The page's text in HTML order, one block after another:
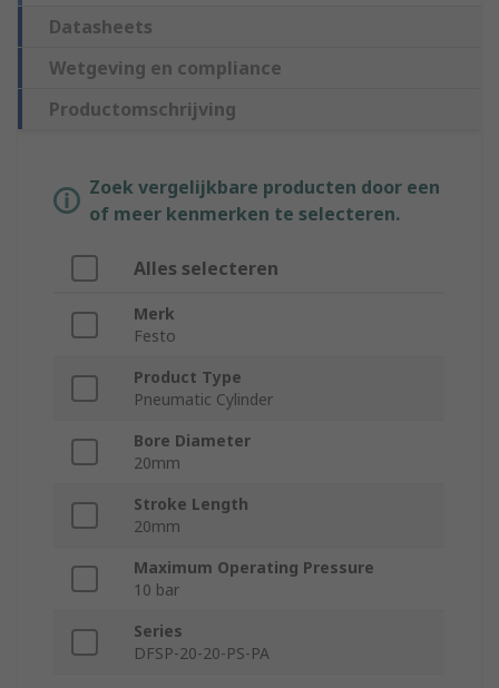
Datasheets
Wetgeving en compliance
Productomschrijving
Zoek vergelijkbare producten door een
of meer kenmerken te selecteren.
Alles selecteren
Merk
Festo
Product Type
Pneumatic Cylinder
Bore Diameter
20mm
Stroke Length
20mm
Maximum Operating Pressure
10 bar
Series
DFSP-20-20-PS-PA